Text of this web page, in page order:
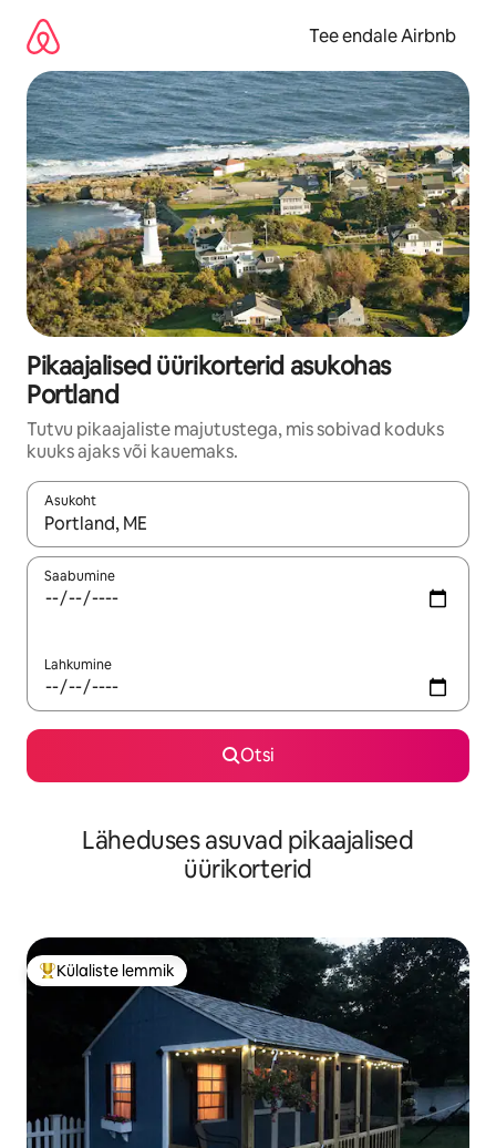
juurde
Tee endale Airbnb
Pikaajalised üürikorterid asukohas
Portland
Tutvu pikaajaliste majutustega, mis sobivad koduks
kuuks ajaks või kauemaks.
Asukoht
Kui tulemused on kuvatud, liigu ekraanil nooleklahvidega või
Saabumine
Lahkumine
Otsi
Läheduses asuvad pikaajalised
üürikorterid
Külaliste suur lemmik
Külaliste lemmik